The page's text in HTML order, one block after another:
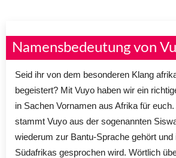
Namensbedeutung von
Seid ihr von dem besonderen Klang
begeistert? Mit Vuyo haben wir ein
in Sachen Vornamen aus Afrika für
stammt Vuyo aus der sogenannten
wiederum zur Bantu-Sprache gehört und
Südafrikas gesprochen wird. Wörtlich